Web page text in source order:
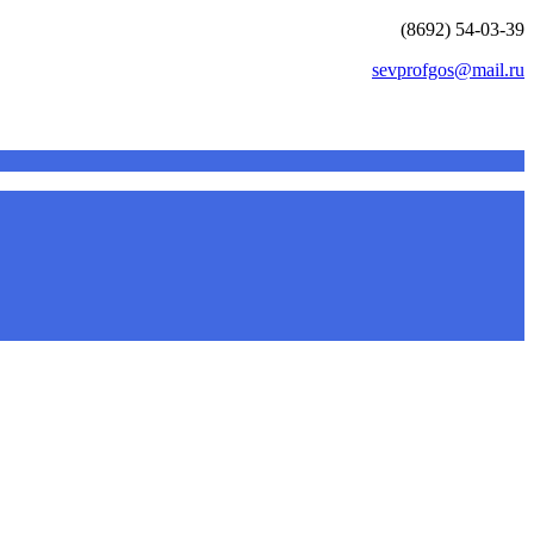
(8692) 54-03-39
sevprofgos@mail.ru